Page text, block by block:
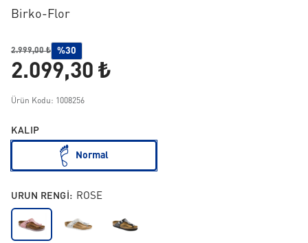
Birko-Flor
2.999,00 ₺ %30
2.099,30 ₺
Ürün Kodu: 1008256
KALIP
Normal
URUN RENGI: ROSE